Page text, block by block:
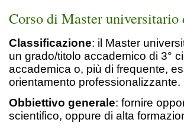
Corso di Master
Classificazione: il Master
un grado/titolo accademico di 3°
accademica o, più di frequente,
orientamento professionalizzante.
Obbiettivo generale: fornire
scientifico, oppure di alta